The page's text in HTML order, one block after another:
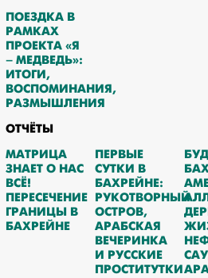
ПОЕЗДКА В
РАМКАХ
ПРОЕКТА «Я
– МЕДВЕДЬ»:
ИТОГИ,
ВОСПОМИНАНИЯ,
РАЗМЫШЛЕНИЯ
ОТЧЁТЫ
МАТРИЦА
ЗНАЕТ О НАС
ВСЁ!
ПЕРЕСЕЧЕНИЕ
ГРАНИЦЫ В
БАХРЕЙНЕ
ПЕРВЫЕ
СУТКИ В
БАХРЕЙНЕ:
РУКОТВОРНЫЙ
ОСТРОВ,
АРАБСКАЯ
ВЕЧЕРИНКА
И РУССКИЕ
ПРОСТИТУТКИ